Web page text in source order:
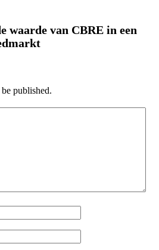
waarde van CBRE in een
published.